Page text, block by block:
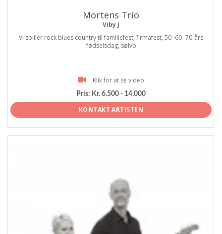
Mortens Trio
Viby J
Vi spiller rock blues country til familiefest, firmafest, 50- 60- 70-års
fødselsdag, sølvb
Klik for at se video
Pris: Kr. 6.500 - 14.000
KONTAKT ARTISTEN